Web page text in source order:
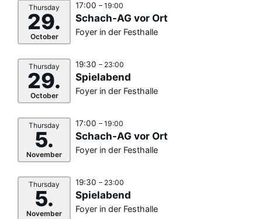
Thursday
29.
October
17:00 – 19:00
Schach-AG vor Ort
Foyer in der Festhalle
Thursday
29.
October
19:30 – 23:00
Spielabend
Foyer in der Festhalle
Thursday
5.
November
17:00 – 19:00
Schach-AG vor Ort
Foyer in der Festhalle
Thursday
5.
November
19:30 – 23:00
Spielabend
Foyer in der Festhalle